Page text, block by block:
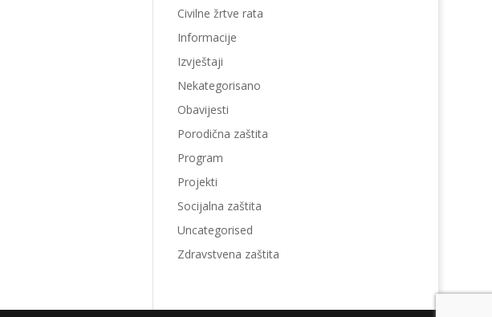
Civilne žrtve rata
Informacije
Izvještaji
Nekategorisano
Obavijesti
Porodična zaštita
Program
Projekti
Socijalna zaštita
Uncategorised
Zdravstvena zaštita